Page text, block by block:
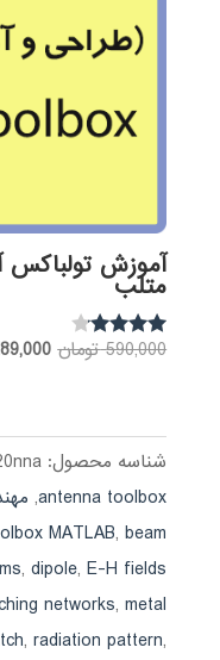
متلب
نمره
590,000 تومان قیمت
بود.
شناسه محصول:
antenna toolbox
,
MATLAB,beam
,dipole,E-H fields میدان
networks,metal
,radiation pattern,